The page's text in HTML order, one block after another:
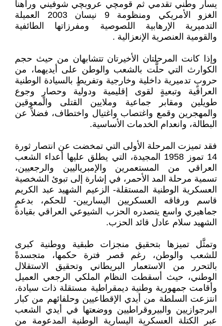
يسار وطني تقدمي ثم قومچي عروبچي شوفيني وراهناً
الغزو الأمريكي ومنظومة 9 نيسان 2003 العميلة
التدميرية الإرهابية اللصوصية ومفرزاتها الطائفية
والقومية العنصرية الإنعزالية .
وإذا كانت المرحلتان الأخيرتان تتشابهان من حيث حجم
الكوارث التي حلَّت بالشعب والوطن على أيديهما، من
حروبٍ تدميرية داخلية وخارجية وتفريطٍ بالسيادة الوطنية
العراقية وتبعيةٍ لقوى إقليمية ودولية وحصارٍ وجوع
طويلين ومقابر جماعية وملايين القتلى والمعوقين
والمهجرين وقمع واغتصاب واغتيال واختطاف، فضلاً عن
البطالة، وانعدام الخدمات الأساسية.
فقد تميزت المرحلة الأولى التي تمخضت عن انتصار ثورة
14 تموز 1958 المجيدة، التي يطلق عليها أعداء الشعب
العراقي من المستعمرين والإمبرياليين والرجعيين،
تسمية مرحلة المد الأحمر، في إشارة إلى تبوئ الشخصية
العسكرية الوطنية المستقلة- الزعيم الشهيد عبد الكريم
قاسم ورفاقه العسكريين اليساريين- للحكم، بدعمٍ
جماهيري واسع يتصدره الحزب الشيوعي العراقي بقيادة
الشهيد سلام عادل قائد الحزب.
وتمثَّل تميزها بتحقيق منجزات طبقية ووطنية كبرى
للشعب والوطن، رغم قصر فترة حكمها، متجسدةً
بالتحرر من الاستعمار البريطاني وتحقيق الاستقلال
الوطني، حيث أسقطت النظام الملكي الرجعي العميل
وأقامت جمهورية وطنية ديمقراطية مستقلة ذات سيادة،
انتزعت السلطة من أيدي الإقطاعيين وحلفائهم من كبار
البرجوازيين والبيروقراطيين ووضعتها في أيدي الشعب
عبر الكتلة العسكرية اليسارية الوطنية المدعومة من